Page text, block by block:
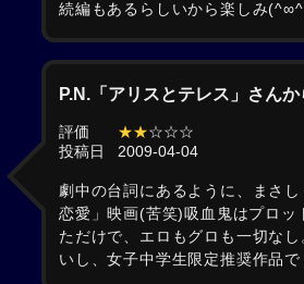
続編もあるらしいから楽しみ
P.N.「アリスとテレス」さん
評価 ★★☆☆☆
投稿日
2009-04-04
劇中の台詞にあるように、まさ
恋愛」映画(苦笑)吸血鬼はプロッ
ただけで、エロもグロも一切な
いし、女子中学生限定推奨作品